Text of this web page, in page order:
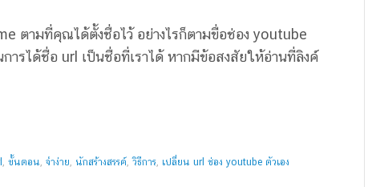
ตามที่คุณได้ตั้งชื่อไว้ อย่างไรก็ตามขื่อช่อง youtube
ารได้ชื่อ url เป็นชื่อที่เราได้ หากมีข้อสงสัยให้อ่านที่ลิงค์
, ขั้นตอน, จำง่าย, นักสร้างสรรค์,วิธีการ, เปลี่ยน url ช่อง youtube ตัวเอง